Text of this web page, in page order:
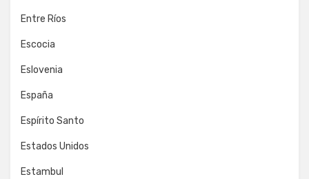
Entre Ríos
Escocia
Eslovenia
España
Espírito Santo
Estados Unidos
Estambul